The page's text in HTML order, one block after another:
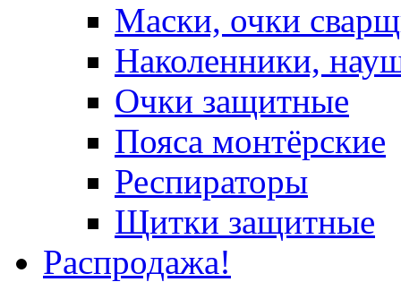
Маски, очки
Наколенники,
Очки защитные
Пояса монтёрские
Респираторы
Щитки защитные
Распродажа!